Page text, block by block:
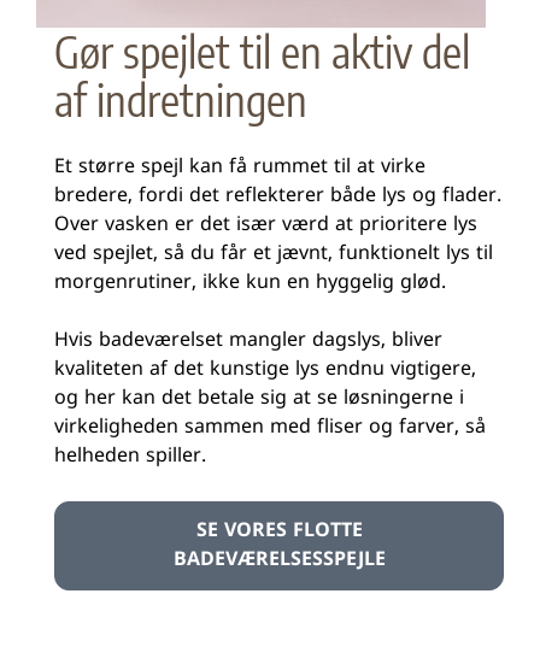
Gør spejlet til en aktiv del
af indretningen
Et større spejl kan få rummet til at virke
bredere, fordi det reflekterer både lys og flader.
Over vasken er det især værd at prioritere lys
ved spejlet, så du får et jævnt, funktionelt lys til
morgenrutiner, ikke kun en hyggelig glød.
Hvis badeværelset mangler dagslys, bliver
kvaliteten af det kunstige lys endnu vigtigere,
og her kan det betale sig at se løsningerne i
virkeligheden sammen med fliser og farver, så
helheden spiller.
SE VORES FLOTTE
BADEVÆRELSESSPEJLE